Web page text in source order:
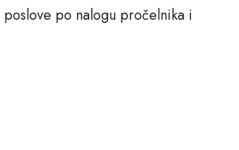
po nalogu pročelnika i